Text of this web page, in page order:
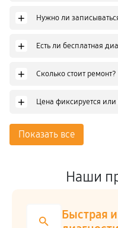
+ Нужно ли
+ Есть ли бесплатная
+ Сколько стоит ремонт?
+ Цена фиксируется
Показать все
Наши
Быстрая